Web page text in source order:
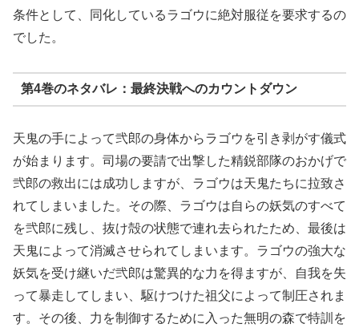
条件として、同化しているラゴウに絶対服従を要求するの
でした。
第4巻のネタバレ：最終決戦へのカウントダウン
天鬼の手によって弐郎の身体からラゴウを引き剥がす儀式
が始まります。司場の要請で出撃した精鋭部隊のおかげで
弐郎の救出には成功しますが、ラゴウは天鬼たちに拉致さ
れてしまいました。その際、ラゴウは自らの妖気のすべて
を弐郎に残し、抜け殻の状態で連れ去られたため、最後は
天鬼によって消滅させられてしまいます。ラゴウの強大な
妖気を受け継いだ弐郎は驚異的な力を得ますが、自我を失
って暴走してしまい、駆けつけた祖父によって制圧されま
す。その後、力を制御するために入った無明の森で特訓を